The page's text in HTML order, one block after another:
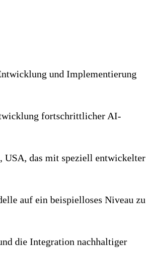
und Implementierung
fortschrittlicher AI-
USA, das mit speziell entwickelter
auf ein beispielloses Niveau zu
die Integration nachhaltiger